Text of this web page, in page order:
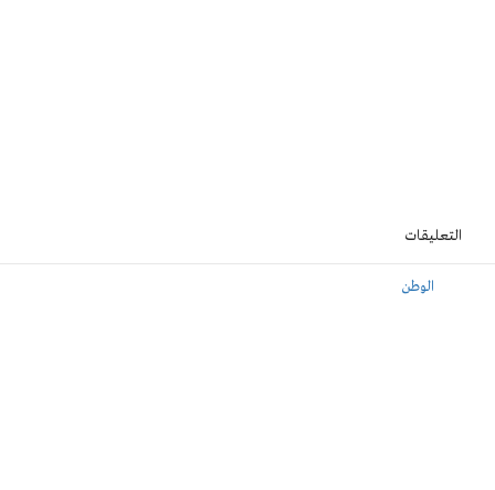
التعليقات
الوطن